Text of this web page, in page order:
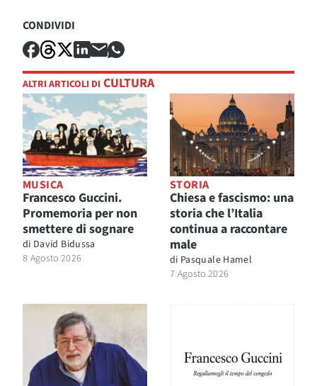
CONDIVIDI
ALTRI ARTICOLI DI CULTURA
MUSICA
Francesco Guccini.
Promemoria per non
smettere di sognare
di David Bidussa
8 Agosto 2026
STORIA
Chiesa e fascismo: una
storia che l’Italia
continua a raccontare
male
di Pasquale Hamel
7 Agosto 2026